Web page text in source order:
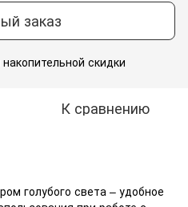
заказ
скидки
К сравнению
голубого света – удобное